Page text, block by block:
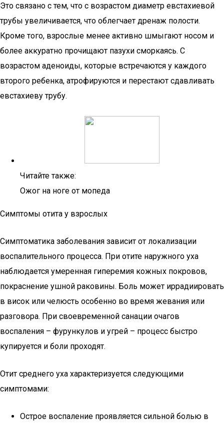
Это связано с тем, что с возрастом диаметр евстахиевой
трубы увеличивается, что облегчает дренаж полости.
Кроме того, взрослые менее активно шмыгают носом и
более аккуратно прочищают пазухи сморкаясь. С
возрастом аденоиды, которые встречаются у каждого
второго ребенка, атрофируются и перестают сдавливать
евстахиеву трубу.
Читайте также:
Ожог на ноге от мопеда
Симптомы отита у взрослых
Симптоматика заболевания зависит от локализации
воспалительного процесса. При отите наружного уха
наблюдается умеренная гиперемия кожных покровов,
покраснение ушной раковины. Боль может иррадиировать
в висок или челюсть особенно во время жевания или
разговора. При своевременной санации очагов
воспаления – фурункулов и угрей – процесс быстро
купируется и боли проходят.
Отит среднего уха характеризуется следующими
симптомами:
Острое воспаление проявляется сильной болью в